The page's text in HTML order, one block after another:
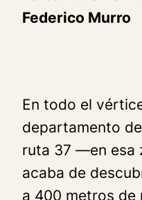
Federico Murro
En todo el
departamento
ruta 37 —en esa
acaba de
a 400 metros de